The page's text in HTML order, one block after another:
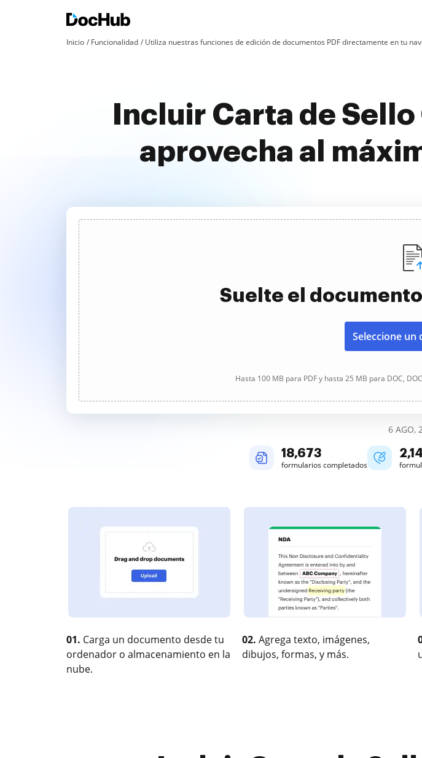
Inicio Funcionalidad Utiliza nuestras funciones de edición de documentos PDF directamente en tu
Incluir Carta de
aprovecha al
Suelte el
Seleccione un
Hasta 100 MB para PDF y hasta 25 MB para DOC,
6 AGO,
18,675
formularios completados
01. Carga un documento desde tu
ordenador o almacenamiento en la
nube.
02. Agrega texto, imágenes,
dibujos, formas, y más.